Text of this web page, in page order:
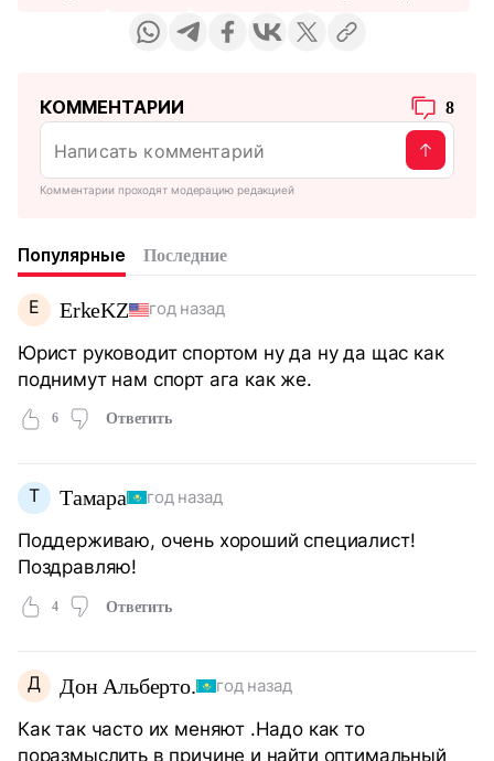
КОММЕНТАРИИ 8
Комментарии проходят модерацию редакцией
Популярные Последние
E ErkeKZ год назад
Юрист руководит спортом ну да ну да щас как
поднимут нам спорт ага как же.
6 Ответить
Т Тамара год назад
Поддерживаю, очень хороший специалист!
Поздравляю!
4 Ответить
Д Дон Альберто. год назад
Как так часто их меняют .Надо как то
поразмыслить в причине и найти оптимальный